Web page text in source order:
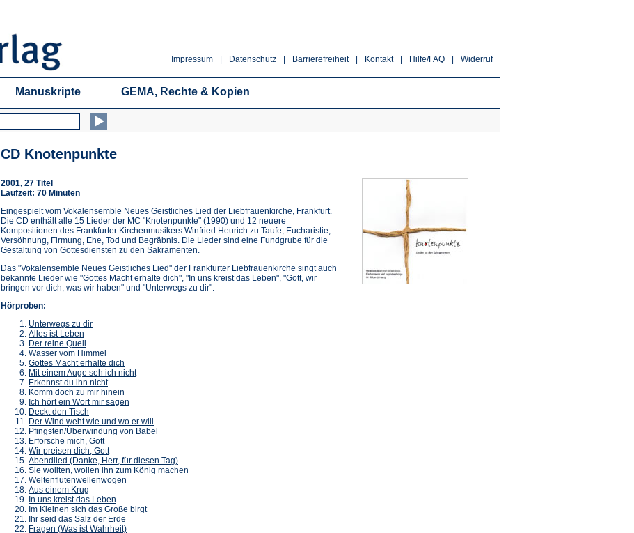
Widerruf
Hilfe/FAQ
Kontakt
Barrierefreiheit
Datenschutz
Impressum
Manuskripte GEMA, Rechte & Kopien
CD Knotenpunkte
2001, 27 Titel
Laufzeit: 70 Minuten
Eingespielt vom Vokalensemble Neues Geistliches Lied der Liebfrauenkirche, Frankfurt.
Die CD enthält alle 15 Lieder der MC "Knotenpunkte" (1990) und 12 neuere
Kompositionen des Frankfurter Kirchenmusikers Winfried Heurich zu Taufe, Eucharistie,
Versöhnung, Firmung, Ehe, Tod und Begräbnis. Die Lieder sind eine Fundgrube für die
Gestaltung von Gottesdiensten zu den Sakramenten.
Das "Vokalensemble Neues Geistliches Lied" der Frankfurter Liebfrauenkirche singt auch
bekannte Lieder wie "Gottes Macht erhalte dich", "In uns kreist das Leben", "Gott, wir
bringen vor dich, was wir haben" und "Unterwegs zu dir".
Hörproben:
Unterwegs zu dir
Alles ist Leben
Der reine Quell
Wasser vom Himmel
Gottes Macht erhalte dich
Mit einem Auge seh ich nicht
Erkennst du ihn nicht
Komm doch zu mir hinein
Ich hört ein Wort mir sagen
Deckt den Tisch
Der Wind weht wie und wo er will
Pfingsten/Überwindung von Babel
Erforsche mich, Gott
Wir preisen dich, Gott
Abendlied (Danke, Herr, für diesen Tag)
Sie wollten, wollen ihn zum König machen
Weltenflutenwellenwogen
Aus einem Krug
In uns kreist das Leben
Im Kleinen sich das Große birgt
Ihr seid das Salz der Erde
Fragen (Was ist Wahrheit)